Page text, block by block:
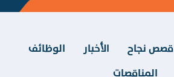
قصص نجاح الأخبار
الوظائف
المناقصات